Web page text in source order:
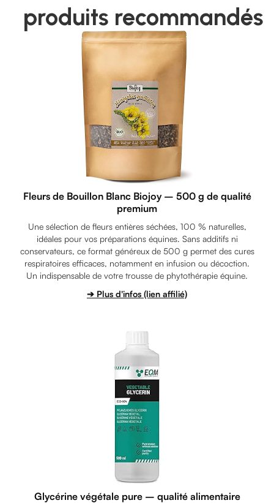
produits recommandés
Fleurs de Bouillon Blanc Biojoy – 500 g de qualité
premium
Une sélection de fleurs entières séchées, 100 % naturelles,
idéales pour vos préparations équines. Sans additifs ni
conservateurs, ce format généreux de 500 g permet des cures
respiratoires efficaces, notamment en infusion ou décoction.
Un indispensable de votre trousse de phytothérapie équine.
➔ Plus d'infos (lien affilié)
Glycérine végétale pure – qualité alimentaire